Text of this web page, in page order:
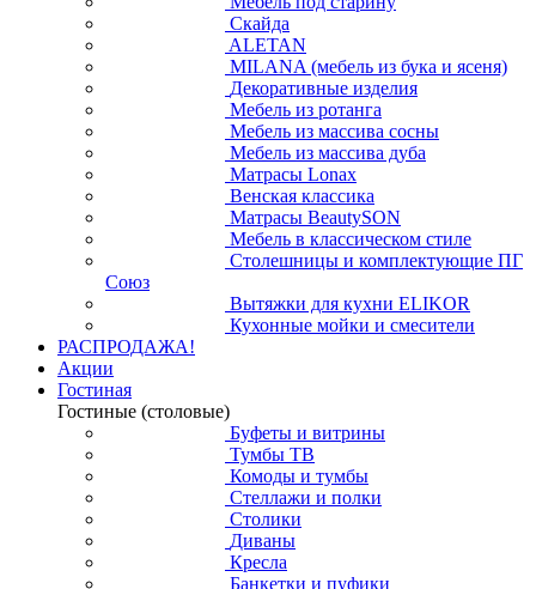
Скайда
ALETAN
MILANA (мебель из бука и ясеня)
Декоративные изделия
Мебель из ротанга
Мебель из массива сосны
Мебель из массива дуба
Матрасы Lonax
Венская классика
Матрасы BeautySON
Мебель в классическом стиле
Столешницы и комплектующие ПГ
Союз
Вытяжки для кухни ELIKOR
Кухонные мойки и смесители
РАСПРОДАЖА!
Акции
Гостиная
Гостиные (столовые)
Буфеты и витрины
Тумбы ТВ
Комоды и тумбы
Стеллажи и полки
Столики
Диваны
Кресла
Банкетки и пуфики